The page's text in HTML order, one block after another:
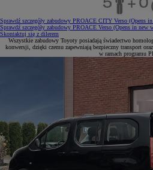
Sprawdź szczegóły zabudowy PROACE CITY Verso (Opens
Sprawdź szczegóły zabudowy PROACE Verso (Opens in new
Skontaktuj się z dilerem
Wszystkie zabudowy Toyoty posiadają świadectwo
konwersji, dzięki czemu zapewniają bezpieczny transport
w ramach programu